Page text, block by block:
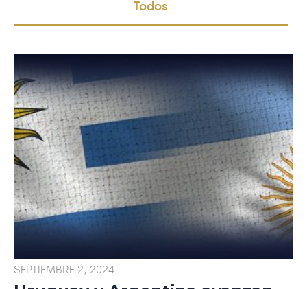
Todos
SEPTIEMBRE 2, 2024